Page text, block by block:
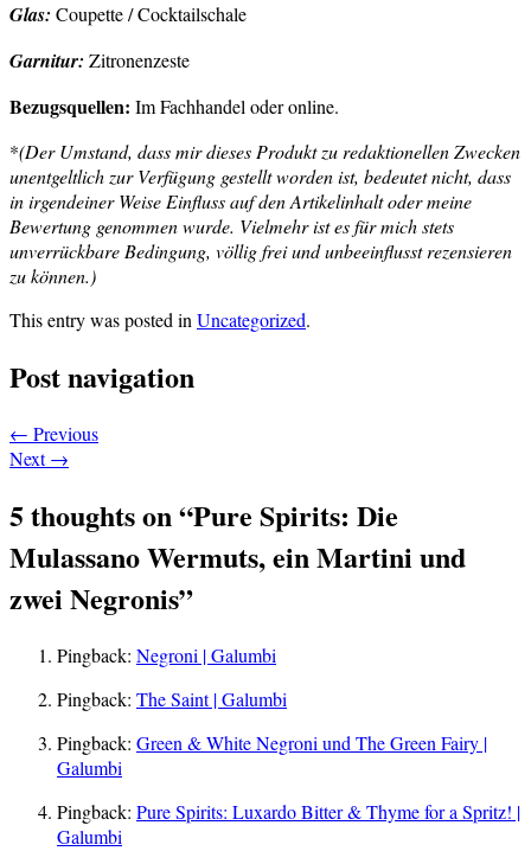
Glas: Coupette / Cocktailschale
Garnitur: Zitronenzeste
Bezugsquellen: Im Fachhandel oder online.
*(Der Umstand, dass mir dieses Produkt zu redaktionellen Zwecken
unentgeltlich zur Verfügung gestellt worden ist, bedeutet nicht, dass
in irgendeiner Weise Einfluss auf den Artikelinhalt oder meine
Bewertung genommen wurde. Vielmehr ist es für mich stets
unverrückbare Bedingung, völlig frei und unbeeinflusst rezensieren
zu können.)
This entry was posted inUncategorized.
Post navigation
← Previous
Next→
5 thoughts on “Pure Spirits: Die
Mulassano Wermuts, ein Martini und
zwei Negronis”
Pingback: Negroni | Galumbi
Pingback: The Saint | Galumbi
Pingback: Green & White Negroni und The Green Fairy |
Galumbi
Pingback: Pure Spirits: Luxardo Bitter & Thyme for a Spritz! |
Galumbi